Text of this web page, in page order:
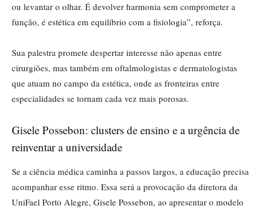
ou levantar o olhar. É devolver harmonia sem comprometer a
função, é estética em equilíbrio com a fisiologia”, reforça.
Sua palestra promete despertar interesse não apenas entre
cirurgiões, mas também em oftalmologistas e dermatologistas
que atuam no campo da estética, onde as fronteiras entre
especialidades se tornam cada vez mais porosas.
Gisele Possebon: clusters de ensino e a urgência de
reinventar a universidade
Se a ciência médica caminha a passos largos, a educação precisa
acompanhar esse ritmo. Essa será a provocação da diretora da
UniFael Porto Alegre, Gisele Possebon, ao apresentar o modelo